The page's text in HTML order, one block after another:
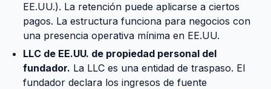
EE.UU.). La retención puede aplicarse a ciertos
pagos. La estructura funciona para negocios con
una presencia operativa mínima en EE.UU.
LLC de EE.UU. de propiedad personal del
fundador. La LLC es una entidad de traspaso. El
fundador declara los ingresos de fuente